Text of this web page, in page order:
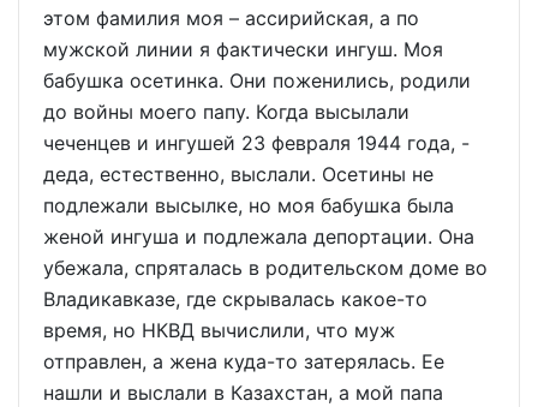
этом фамилия моя – ассирийская, а по
мужской линии я фактически ингуш. Моя
бабушка осетинка. Они поженились, родили
до войны моего папу. Когда высылали
чеченцев и ингушей 23 февраля 1944 года, -
деда, естественно, выслали. Осетины не
подлежали высылке, но моя бабушка была
женой ингуша и подлежала депортации. Она
убежала, спряталась в родительском доме во
Владикавказе, где скрывалась какое-то
время, но НКВД вычислили, что муж
отправлен, а жена куда-то затерялась. Ее
нашли и выслали в Казахстан, а мой папа